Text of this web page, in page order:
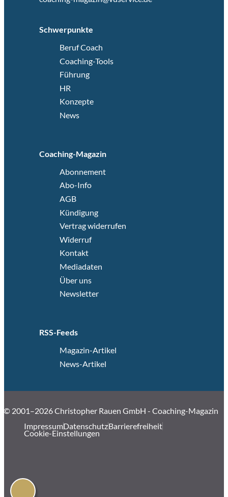
Schwerpunkte
Beruf Coach
Coaching-Tools
Führung
HR
Konzepte
News
Coaching-Magazin
Abonnement
Abo-Info
AGB
Kündigung
Vertrag widerrufen
Widerruf
Kontakt
Mediadaten
Über uns
Newsletter
RSS-Feeds
Magazin-Artikel
News-Artikel
© 2001–2026 Christopher Rauen GmbH - Coaching-Magazin
ImpressumDatenschutzBarrierefreiheit
Cookie-Einstellungen